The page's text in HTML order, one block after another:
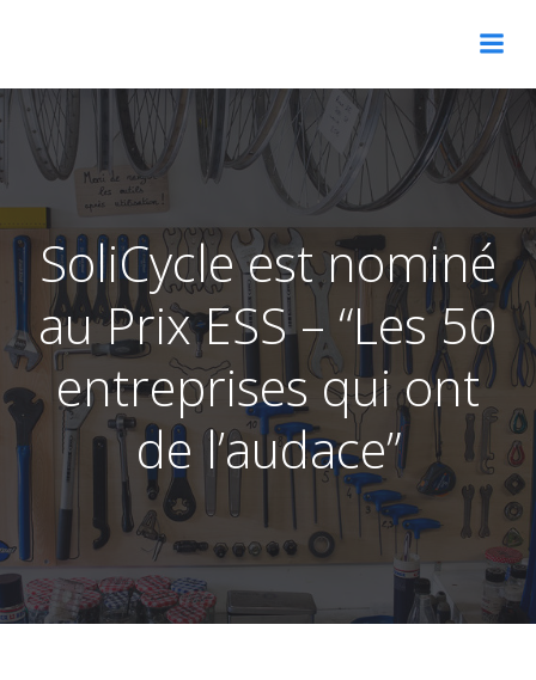
SoliCycle est nominé
au Prix ESS – “Les 50
entreprises qui ont
de l’audace”